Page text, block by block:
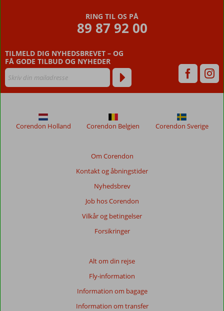
RING TIL OS PÅ
89 87 92 00
TILMELD DIG NYHEDSBREVET – OG
FÅ GODE TILBUD OG NYHEDER
Om Corendon
Kontakt og åbningstider
Nyhedsbrev
Job hos Corendon
Vilkår og betingelser
Forsikringer
Alt om din rejse
Fly-information
Information om bagage
Information om transfer
Corendon Holland Corendon Belgien Corendon Sverige